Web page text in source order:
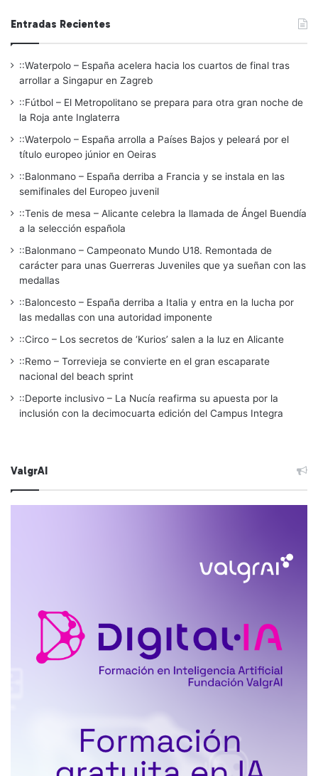
Entradas Recientes
::Waterpolo – España acelera hacia los cuartos de final tras
arrollar a Singapur en Zagreb
::Fútbol – El Metropolitano se prepara para otra gran noche de
la Roja ante Inglaterra
::Waterpolo – España arrolla a Países Bajos y peleará por el
título europeo júnior en Oeiras
::Balonmano – España derriba a Francia y se instala en las
semifinales del Europeo juvenil
::Tenis de mesa – Alicante celebra la llamada de Ángel Buendía
a la selección española
::Balonmano – Campeonato Mundo U18. Remontada de
carácter para unas Guerreras Juveniles que ya sueñan con las
medallas
::Baloncesto – España derriba a Italia y entra en la lucha por
las medallas con una autoridad imponente
::Circo – Los secretos de ‘Kurios’ salen a la luz en Alicante
::Remo – Torrevieja se convierte en el gran escaparate
nacional del beach sprint
::Deporte inclusivo – La Nucía reafirma su apuesta por la
inclusión con la decimocuarta edición del Campus Integra
ValgrAI